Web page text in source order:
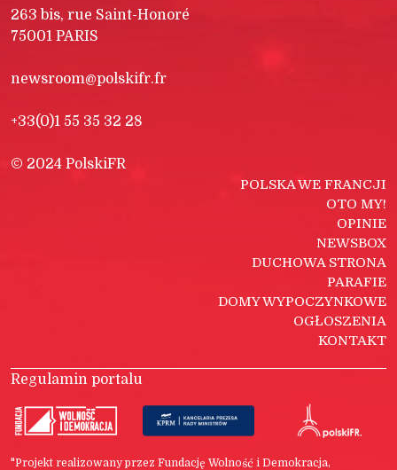
263 bis, rue Saint-Honoré
75001 PARIS
newsroom@polskifr.fr
+33(0)1 55 35 32 28
© 2024 PolskiFR
POLSKA WE FRANCJI
OTO MY!
OPINIE
NEWSBOX
DUCHOWA STRONA
PARAFIE
DOMY WYPOCZYNKOWE
OGŁOSZENIA
KONTAKT
Regulamin portalu
"Projekt realizowany przez Fundację Wolność i Demokracja,